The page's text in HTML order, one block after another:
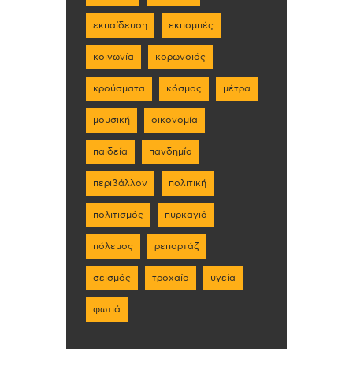
εκπαίδευση εκπομπές
κοινωνία κορωνοϊός
κρούσματα κόσμος μέτρα
μουσική οικονομία
παιδεία πανδημία
περιβάλλον πολιτική
πολιτισμός πυρκαγιά
πόλεμος ρεπορτάζ
σεισμός τροχαίο υγεία
φωτιά